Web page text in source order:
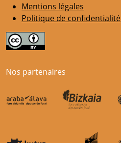
Mentions légales
Politique de confidentialité
Nos partenaires